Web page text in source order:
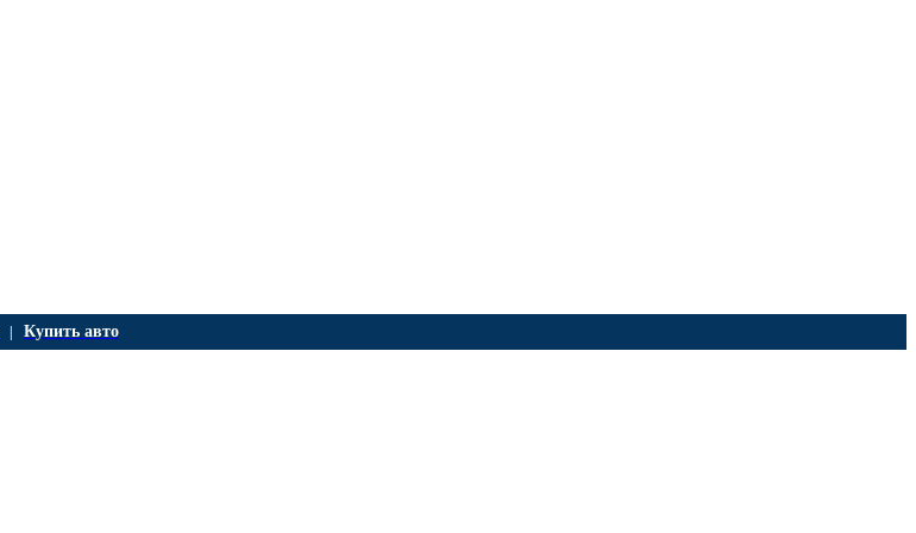
Купить авто